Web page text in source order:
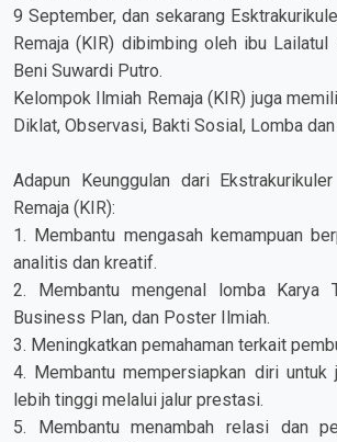
9 September, dan sekarang
Remaja (KIR) dibimbing oleh ibu Lailatul
Beni Suwardi Putro.
Kelompok Ilmiah Remaja (KIR) juga
Diklat, Observasi, Bakti Sosial, Lomba
Adapun Keunggulan dari
Remaja (KIR):
1. Membantu mengasah kemampuan
analitis dan kreatif.
2. Membantu mengenal lomba Karya
Business Plan, dan Poster Ilmiah.
3. Meningkatkan pemahaman terkait
4. Membantu mempersiapkan diri untuk
lebih tinggi melalui jalur prestasi.
5. Membantu menambah relasi dan